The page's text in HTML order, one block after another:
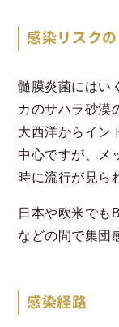
感染リスク
髄膜炎菌にはい
カのサハラ砂漠
大西洋からイン
中心ですが、メ
時に流行が見ら
日本や欧米でも
などの間で集団
感染経路